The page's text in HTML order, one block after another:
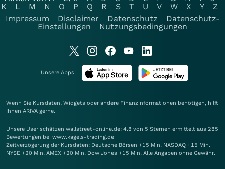
K
L M N O P Q R S T U V W X Y
Z
Impressum
Disclaimer Datenschutz
Datenschutz-
Einstellungen
Nutzungsbedingungen
Unsere Apps:
Wenn Sie Kursdaten, Widgets oder andere Finanzinformationen benötigen, hilft
Ihnen ARIVA gerne.
Unsere User schätzen wallstreet-online.de: 4.8 von 5 Sternen ermittelt aus 285
Bewertungen bei www.kagels-trading.de
Zeitverzögerung der Kursdaten: Deutsche Börsen +15 Min. NASDAQ +15 Min.
NYSE +20 Min. AMEX +20 Min. Dow Jones +15 Min. Alle Angaben ohne Gewähr.